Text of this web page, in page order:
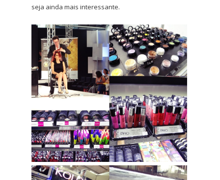
seja ainda mais interessante.